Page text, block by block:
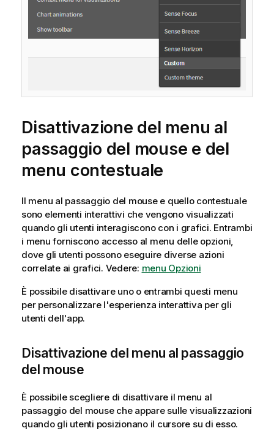
Disattivazione del menu al
passaggio del mouse e del
menu contestuale
Il menu al passaggio del mouse e quello contestuale
sono elementi interattivi che vengono visualizzati
quando gli utenti interagiscono con i grafici. Entrambi
i menu forniscono accesso al menu delle opzioni,
dove gli utenti possono eseguire diverse azioni
correlate ai grafici. Vedere: menu Opzioni
È possibile disattivare uno o entrambi questi menu
per personalizzare l'esperienza interattiva per gli
utenti dell'app.
Disattivazione del menu al passaggio
del mouse
È possibile scegliere di disattivare il menu al
passaggio del mouse che appare sulle visualizzazioni
quando gli utenti posizionano il cursore su di esso.